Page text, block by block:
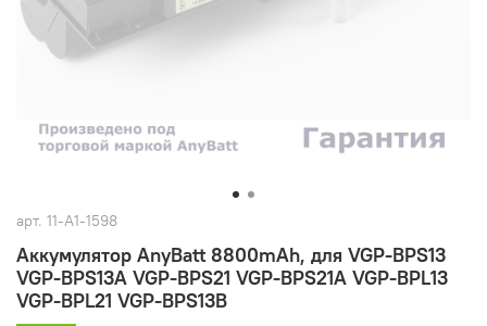
арт. 11-A1-1598
Аккумулятор AnyBatt 8800mAh, для VGP-BPS13
VGP-BPS13A VGP-BPS21 VGP-BPS21A VGP-BPL13
VGP-BPL21 VGP-BPS13B